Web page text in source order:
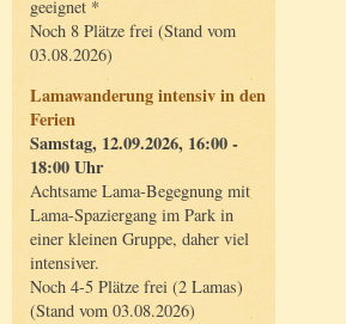
geeignet *
Noch 8 Plätze frei (Stand vom
03.08.2026)
Lamawanderung intensiv in den
Ferien
Samstag, 12.09.2026, 16:00 -
18:00 Uhr
Achtsame Lama-Begegnung mit
Lama-Spaziergang im Park in
einer kleinen Gruppe, daher viel
intensiver.
Noch 4-5 Plätze frei (2 Lamas)
(Stand vom 03.08.2026)